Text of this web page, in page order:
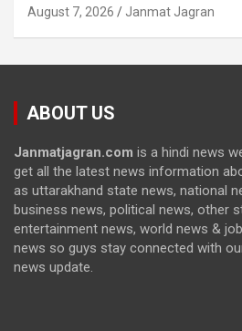
August 7, 2026 Janmat Jagran
ABOUT US
Janmatjagran.com is a hindi news
get all the latest news information
as uttarakhand state news, national
business news, political news, other
entertainment news, world news &
news so guys stay connected with
news update.